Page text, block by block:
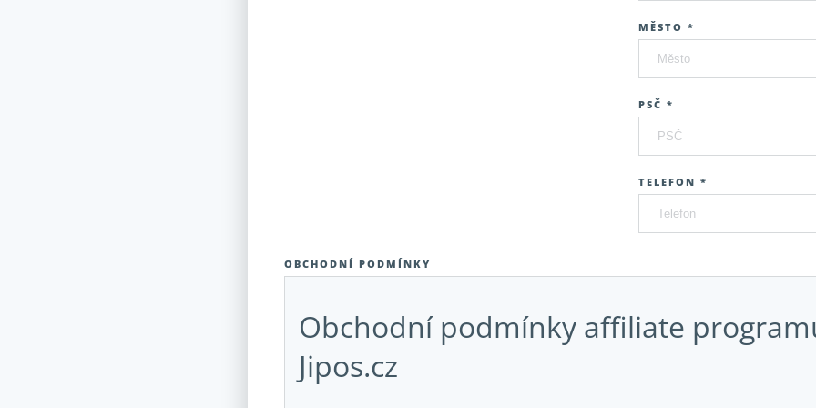
MĚSTO *
PSČ *
TELEFON *
OBCHODNÍ PODMÍNKY
Obchodní podmínky affiliate
Jipos.cz